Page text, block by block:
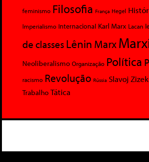
feminismo Filosofia França Hegel
Imperialismo Internacional Karl Marx Lacan
de classesLênin Marx
Neoliberalismo Organização Política
racismo Revolução Rússia Slavoj Zizek
Trabalho Tática